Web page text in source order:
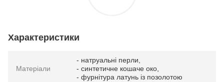
Характеристики
Матеріали
- натруальні перли,
- синтетичне кошаче око,
- фурнітура латунь із позолотою